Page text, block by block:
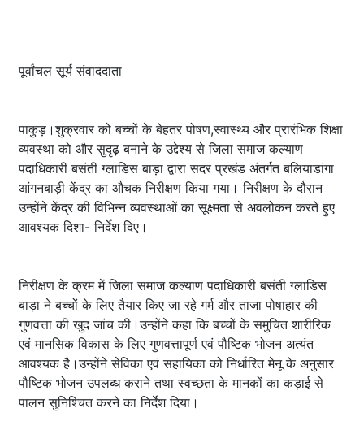
पूर्वांचल सूर्य संवाददाता
पाकुड़।शुक्रवार को बच्चों के बेहतर पोषण,स्वास्थ्य और प्रारंभिक शिक्षा
व्यवस्था को और सुदृढ़ बनाने के उद्देश्य से जिला समाज कल्याण
पदाधिकारी बसंती ग्लाडिस बाड़ा द्वारा सदर प्रखंड अंतर्गत बलियाडांगा
आंगनबाड़ी केंद्र का औचक निरीक्षण किया गया। निरीक्षण के दौरान
उन्होंने केंद्र की विभिन्न व्यवस्थाओं का सूक्ष्मता से अवलोकन करते हुए
आवश्यक दिशा- निर्देश दिए।
निरीक्षण के क्रम में जिला समाज कल्याण पदाधिकारी बसंती ग्लाडिस
बाड़ा ने बच्चों के लिए तैयार किए जा रहे गर्म और ताजा पोषाहार की
गुणवत्ता की खुद जांच की।उन्होंने कहा कि बच्चों के समुचित शारीरिक
एवं मानसिक विकास के लिए गुणवत्तापूर्ण एवं पौष्टिक भोजन अत्यंत
आवश्यक है।उन्होंने सेविका एवं सहायिका को निर्धारित मेनू के अनुसार
पौष्टिक भोजन उपलब्ध कराने तथा स्वच्छता के मानकों का कड़ाई से
पालन सुनिश्चित करने का निर्देश दिया।